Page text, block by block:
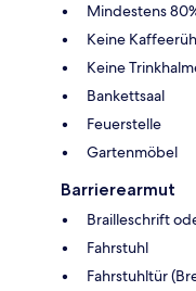
Mindestens
Keine
Keine
Bankettsaal
Feuerstelle
Gartenmöbel
Barrierearmut
Brailleschrift
Fahrstuhl
Fahrstuhltür